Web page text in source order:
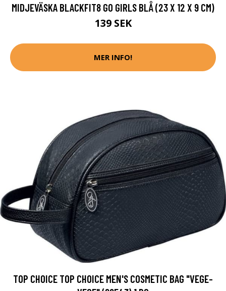
MIDJEVÄSKA BLACKFIT8 GO GIRLS BLÅ (23 X 12 X 9 CM)
139 SEK
MER INFO!
TOP CHOICE TOP CHOICE MEN'S COSMETIC BAG "VEGE-